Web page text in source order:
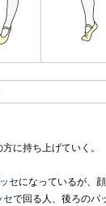
に持ち上げていく。
セになっているが、
セで回る人、後ろのパ